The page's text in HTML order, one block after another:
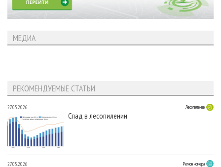
МЕДИА
РЕКОМЕНДУЕМЫЕ СТАТЬИ
27.05.2026 Лесопиление
Спад в лесопилении
27.05.2026 Регион номера